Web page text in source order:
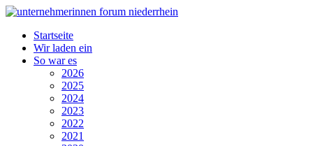
Startseite
Wir laden ein
So war es
2026
2025
2024
2023
2022
2021